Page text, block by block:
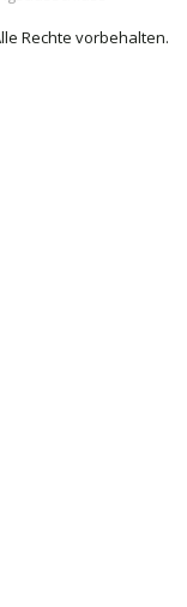
Rechte vorbehalten.